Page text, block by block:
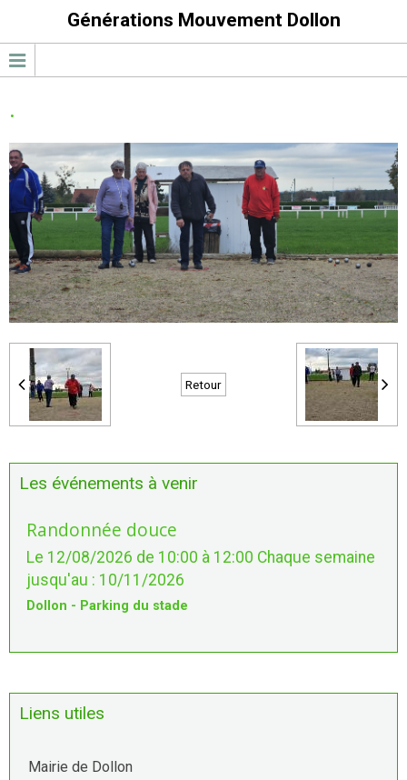
Générations Mouvement Dollon
.
Retour
Les événements à venir
Randonnée douce
Le 12/08/2026 de 10:00 à 12:00 Chaque semaine
jusqu'au : 10/11/2026
Dollon - Parking du stade
Liens utiles
Mairie de Dollon